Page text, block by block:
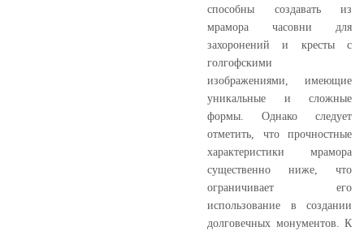
способны создавать из
мрамора часовни для
захоронений и кресты с
голгофскими
изображениями, имеющие
уникальные и сложные
формы. Однако следует
отметить, что прочностные
характеристики мрамора
существенно ниже, что
ограничивает его
использование в создании
долговечных монументов. К